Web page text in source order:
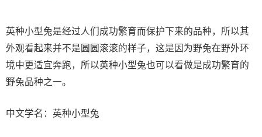
英种小型兔是经过人们成功繁育而保护下来的品种，所以其
外观看起来并不是圆圆滚滚的样子，这是因为野兔在野外环
境中更适宜奔跑，所以英种小型兔也可以看做是成功繁育的
野兔品种之一。
中文学名：英种小型兔